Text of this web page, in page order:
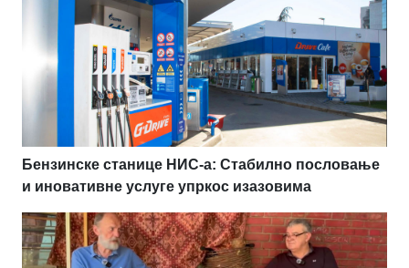
Бензинске станице НИС-а: Стабилно пословање
и иновативне услуге упркос изазовима